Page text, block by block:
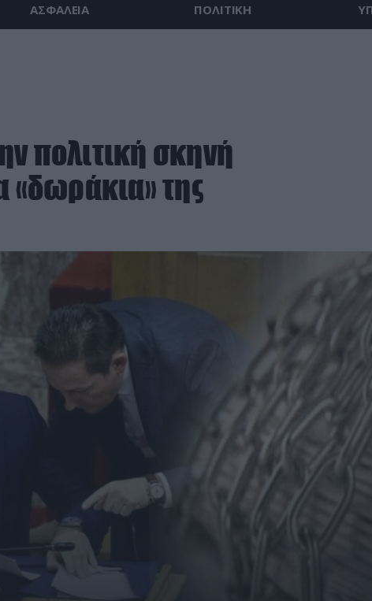
ΑΣΦΑΛΕΙΑ ΠΟΛΙΤΙΚΗ
πολιτική σκηνή
«δωράκια» της